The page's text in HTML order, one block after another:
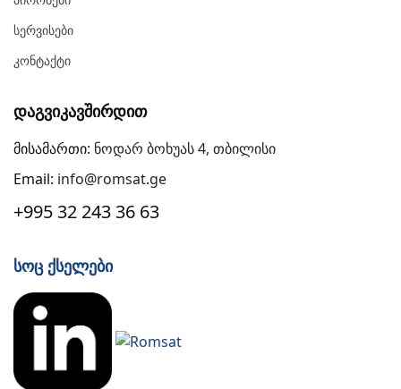
Სერვისები
Კონტაქტი
Დაგვიკავშირდით
მისამართი: ნოდარ ბოხუას 4, თბილისი
Email: info@romsat.ge
+995 32 243 36 63
Სოც Ქსელები